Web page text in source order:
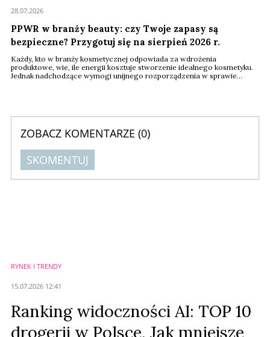
PPWR w branży beauty: czy Twoje zapasy są
bezpieczne? Przygotuj się na sierpień 2026 r.
Każdy, kto w branży kosmetycznej odpowiada za wdrożenia
produktowe, wie, ile energii kosztuje stworzenie idealnego kosmetyku.
Jednak nadchodzące wymogi unijnego rozporządzenia w sprawie
28.07.2026
ZOBACZ KOMENTARZE (0)
SKOMENTUJ
RYNEK I TRENDY
15.07.2026 12:41
Ranking widoczności AI: TOP 10
drogerii w Polsce. Jak mniejsze